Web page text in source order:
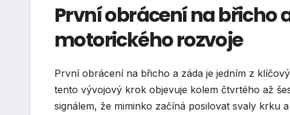
První obrácení na břicho
motorického rozvoje
První obrácení na břicho a záda je jedním z
tento vývojový krok objevuje kolem čtvrtého až
signálem, že miminko začíná posilovat svaly krku